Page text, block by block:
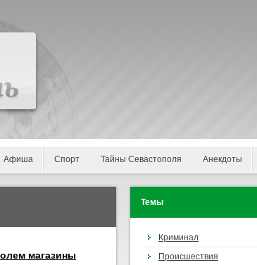
Афиша Спорт Тайны Севастополя Анекдоты
магазины
Темы
Криминал
Происшествия